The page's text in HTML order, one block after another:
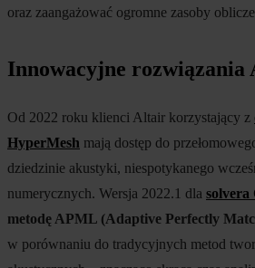
oraz zaangażować ogromne zasoby
Innowacyjne rozwiązania
Od 2022 roku klienci Altair korzystający z
HyperMesh mają dostęp do
dziedzinie akustyki, niespotykanego
numerycznych. Wersja 2022.1 dla solvera
metodę APML (Adaptive Perfectly
w porównaniu do tradycyjnych metod